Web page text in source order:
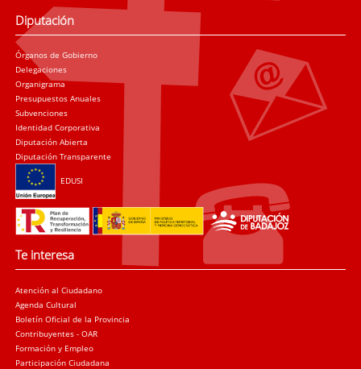
Diputación
Órganos de Gobierno
Delegaciones
Organigrama
Presupuestos Anuales
Subvenciones
Identidad Corporativa
Diputación Abierta
Diputación Transparente
EDUSI
Te interesa
Atención al Ciudadano
Agenda Cultural
Boletín Oficial de la Provincia
Contribuyentes - OAR
Formación y Empleo
Participación Ciudadana